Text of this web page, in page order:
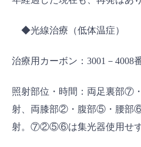
◆光線治療（低体温症）
治療用カーボン：3001－4008番
照射部位・時間：両足裏部⑦
射、両膝部②・腹部⑤・腰部
射。⑦②⑤⑥は集光器使用せず